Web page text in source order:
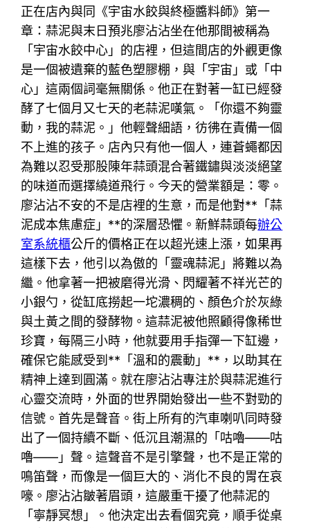
正在店內與同《宇宙水餃與終極醬料師》第一
章：蒜泥與末日預兆廖沾沾坐在他那間被稱為
「宇宙水餃中心」的店裡，但這間店的外觀更像
是一個被遺棄的藍色塑膠棚，與「宇宙」或「中
心」這兩個詞毫無關係。他正在對著一缸已經發
酵了七個月又七天的老蒜泥嘆氣。「你還不夠靈
動，我的蒜泥。」他輕聲細語，彷彿在責備一個
不上進的孩子。店內只有他一個人，連蒼蠅都因
為難以忍受那股陳年蒜頭混合著鐵鏽與淡淡絕望
的味道而選擇繞道飛行。今天的營業額是：零。
廖沾沾不安的不是店裡的生意，而是他對**「蒜
泥成本焦慮症」**的深層恐懼。新鮮蒜頭每辦公
室系統櫃公斤的價格正在以超光速上漲，如果再
這樣下去，他引以為傲的「靈魂蒜泥」將難以為
繼。他拿著一把被磨得光滑、閃耀著不祥光芒的
小銀勺，從缸底撈起一坨濃稠的、顏色介於灰綠
與土黃之間的發酵物。這蒜泥被他照顧得像稀世
珍寶，每隔三小時，他就要用手指彈一下缸邊，
確保它能感受到**「溫和的震動」**，以助其在
精神上達到圓滿。就在廖沾沾專注於與蒜泥進行
心靈交流時，外面的世界開始發出一些不對勁的
信號。首先是聲音。街上所有的汽車喇叭同時發
出了一個持續不斷、低沉且潮濕的「咕嚕——咕
嚕——」聲。這聲音不是引擎聲，也不是正常的
鳴笛聲，而像是一個巨大的、消化不良的胃在哀
嚎。廖沾沾皺著眉頭，這嚴重干擾了他蒜泥的
「寧靜冥想」。他決定出去看個究竟，順手從桌